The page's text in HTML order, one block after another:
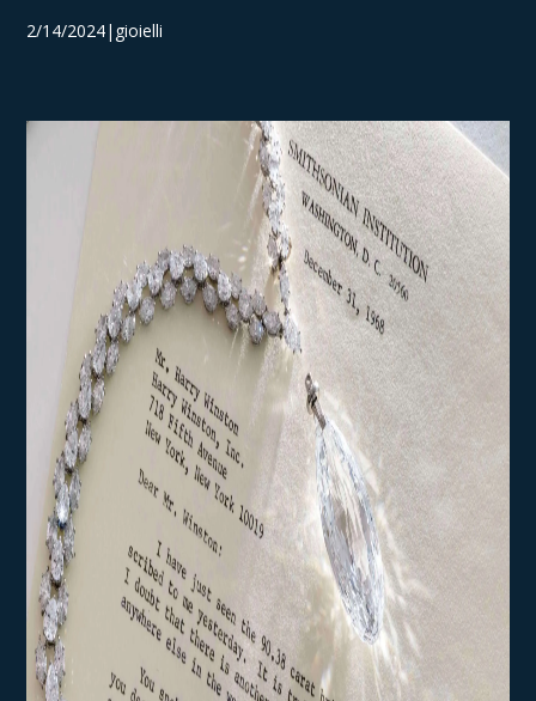
2/14/2024|gioielli